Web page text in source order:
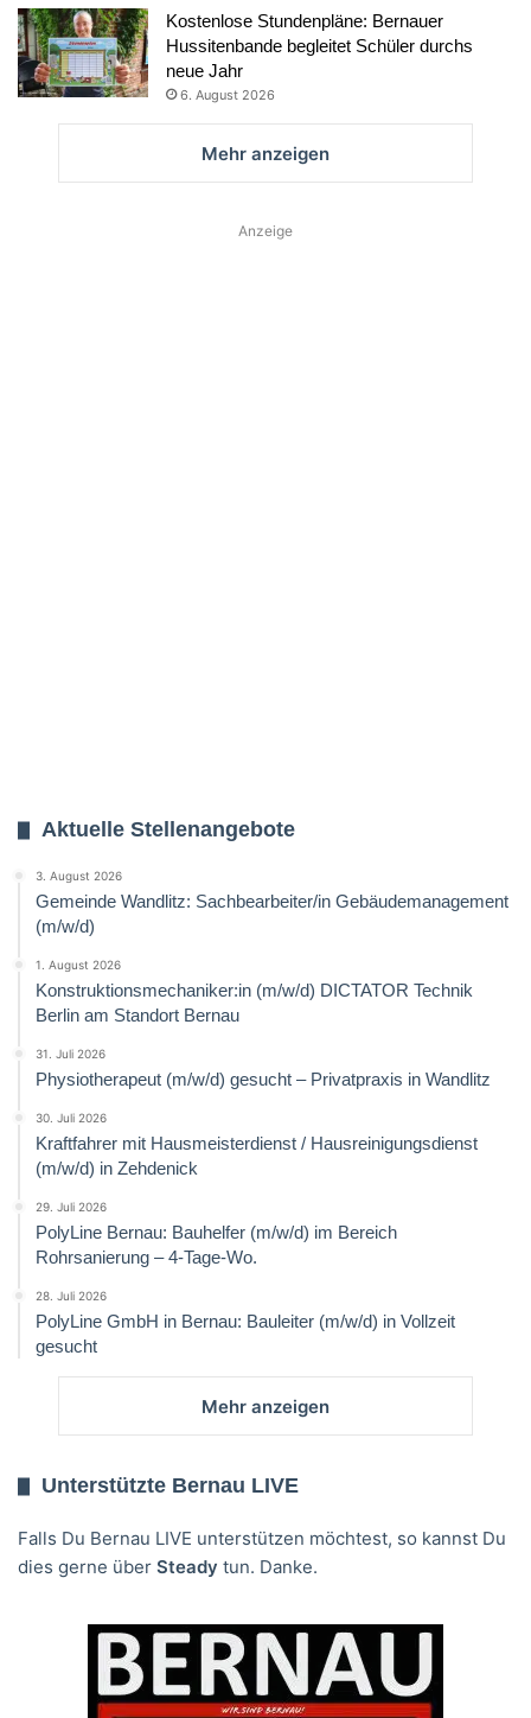
Kostenlose Stundenpläne: Bernauer
Hussitenbande begleitet Schüler durchs
neue Jahr
6. August 2026
Mehr anzeigen
Anzeige
Aktuelle Stellenangebote
3. August 2026
Gemeinde Wandlitz: Sachbearbeiter/in Gebäudemanagement
(m/w/d)
1. August 2026
Konstruktionsmechaniker:in (m/w/d) DICTATOR Technik
Berlin am Standort Bernau
31. Juli 2026
Physiotherapeut (m/w/d) gesucht – Privatpraxis in Wandlitz
30. Juli 2026
Kraftfahrer mit Hausmeisterdienst / Hausreinigungsdienst
(m/w/d) in Zehdenick
29. Juli 2026
PolyLine Bernau: Bauhelfer (m/w/d) im Bereich
Rohrsanierung – 4-Tage-Wo.
28. Juli 2026
PolyLine GmbH in Bernau: Bauleiter (m/w/d) in Vollzeit
gesucht
Mehr anzeigen
Unterstützte Bernau LIVE
Falls Du Bernau LIVE unterstützen möchtest, so kannst Du
dies gerne über Steady tun. Danke.